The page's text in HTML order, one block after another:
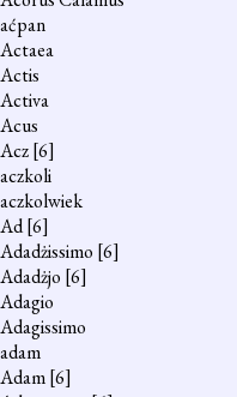
aćpan
Actaea
Actis
Activa
Acus
Acz[6]
aczkoli
aczkolwiek
Ad[6]
Adadżissimo [6]
Adadżjo [6]
Adagio
Adagissimo
adam
Adam[6]